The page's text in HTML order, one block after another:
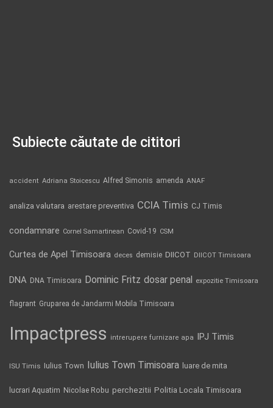
Subiecte căutate de cititori
accident Adriana Stoicescu Alfred Simonis amenda ANAF
analiza valutara arestare preventiva CCIA Timis CJ Timis
condamnare Cornel Samartinean Covid-19 CSM
Curtea de Apel Timisoara deces demisie DIICOT DIICOT Timisoara
DNA DNA Timisoara Dominic Fritz dosar penal expozitie Timisoara
flagrant Gruparea de Jandarmi Mobila Timisoara
Impactpress intrerupere furnizare apa IPJ Timis
ISU Timis Iulius Town Iulius Town Timisoara luare de mita
lucrari Aquatim Nicolae Robu perchezitii Politia Locala Timisoara